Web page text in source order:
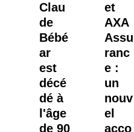
Clau
de
Bébé
ar
est
décé
dé à
l'âge
de 90
et
AXA
Assu
ranc
e :
un
nouv
el
acco